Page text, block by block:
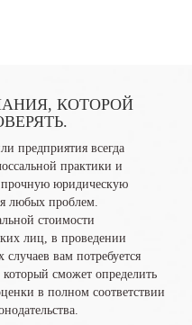
КОТОРОЙ
предприятия всегда
практики и
юридическую
любых проблем.
стоимости
лиц, в проведении
вам потребуется
сможет определить
в полном соответствии